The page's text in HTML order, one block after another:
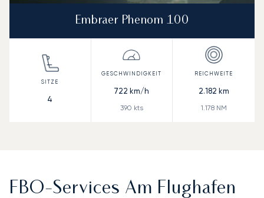
Embraer Phenom 100
4
722 km/h
390 kts
2.182 km
1.178NM
FBO-Services Am Flughafen